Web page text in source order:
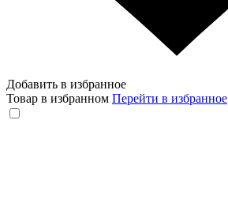
Добавить в избранное
Товар в избранном Перейти в избранное